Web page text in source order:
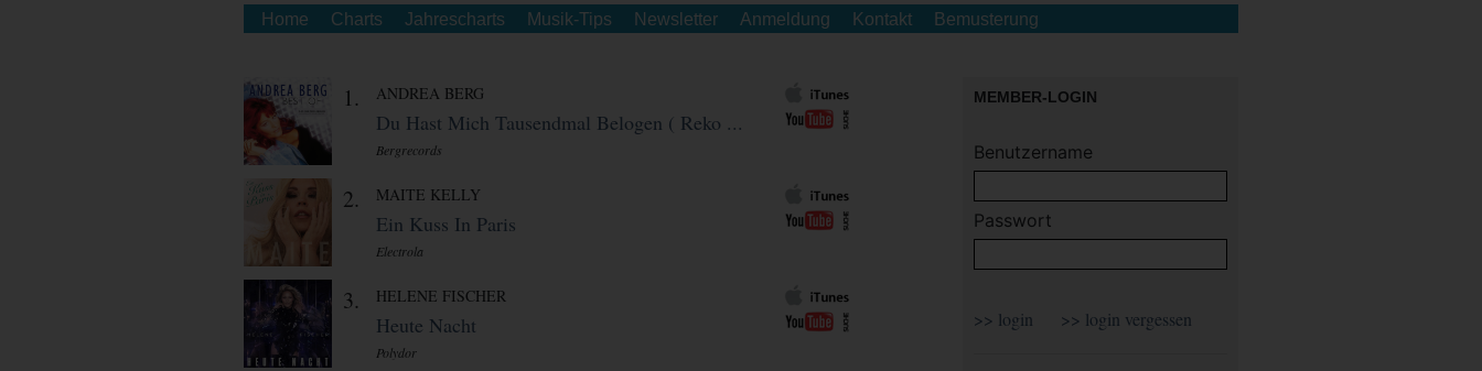
Home Charts Jahrescharts Musik-Tips Newsletter Anmeldung Kontakt Bemusterung
1. ANDREA BERG
Du Hast Mich Tausendmal Belogen ( Reko ...
Bergrecords
2. MAITE KELLY
Ein Kuss In Paris
Electrola
3. HELENE FISCHER
Heute Nacht
Polydor
MEMBER-LOGIN
Benutzername
Passwort